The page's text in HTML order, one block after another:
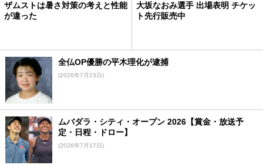
ザムストは暑さ対策の考えと性能
が違った
大坂なおみ選手 出場表明 チケッ
ト先行販売中
全仏OP優勝の平木理化が逮捕
(2026年7月23日)
ムバダラ・シティ・オープン 2026【賞金・放送予
定・日程・ドロー】
(2026年7月17日)